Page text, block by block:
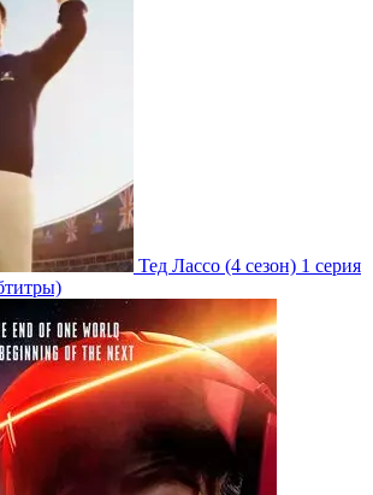
Тед Лассо (4 сезон) 1 серия